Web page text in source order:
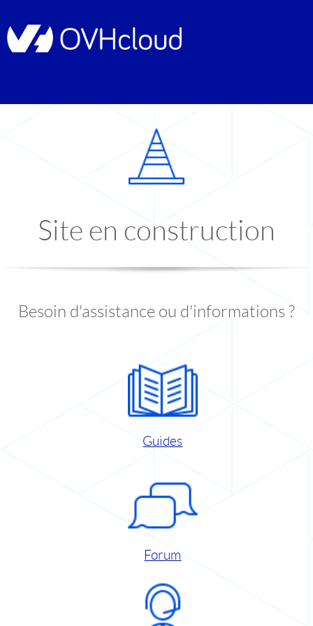
Site en construction
Besoin d'assistance ou d'informations ?
Guides
Forum